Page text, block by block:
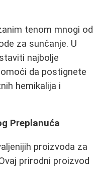
tenom mnogi od
za sunčanje. U
najbolje
da postignete
hemikalija i
Preplanuća
proizvoda za
prirodni proizvod